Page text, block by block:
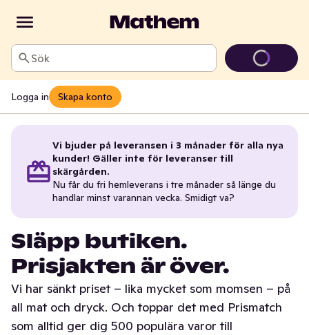
Sök
Logga in Skapa konto
Vi bjuder på leveransen i 3 månader för alla nya
kunder! Gäller inte för leveranser till
skärgården.
Nu får du fri hemleverans i tre månader så länge du
handlar minst varannan vecka. Smidigt va?
Släpp butiken.
Prisjakten är över.
Vi har sänkt priset – lika mycket som momsen – på
all mat och dryck. Och toppar det med Prismatch
som alltid ger dig 500 populära varor till